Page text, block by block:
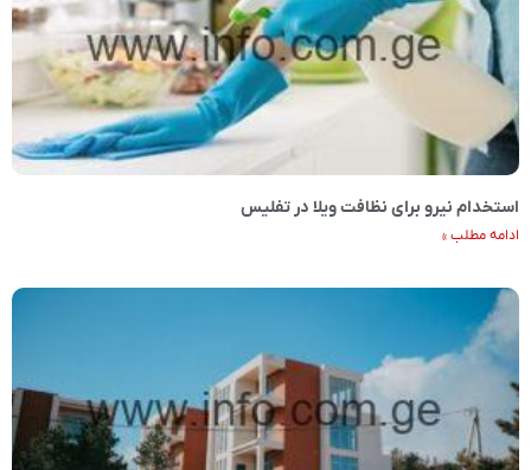
استخدام نیرو برای نظافت ویلا در تفلیس
ادامه مطلب »